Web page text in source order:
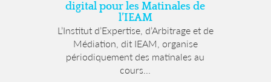
digital pour les Matinales de
l’IEAM
L’Institut d’Expertise, d’Arbitrage et de
Médiation, dit IEAM, organise
périodiquement des matinales au
cours...